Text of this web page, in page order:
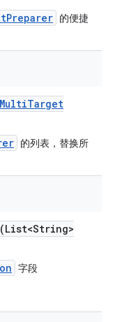
的便捷
Target
的列表，替换所
(List<String>
字段